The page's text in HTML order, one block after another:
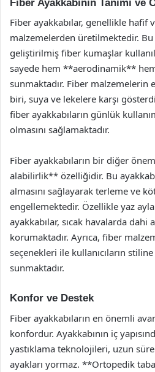
Fiber Ayakkabının Tanımı ve
Fiber ayakkabılar, genellikle hafif
malzemelerden üretilmektedir. Bu
geliştirilmiş fiber kumaşlar
sayede hem **aerodinamik**
sunmaktadır. Fiber malzemelerin
biri, suya ve lekelere karşı
fiber ayakkabıların günlük
olmasını sağlamaktadır.
Fiber ayakkabıların bir diğer
alabilirlik** özelliğidir. Bu
almasını sağlayarak terleme ve
engellemektedir. Özellikle yaz
ayakkabılar, sıcak havalarda dahi
korumaktadır. Ayrıca, fiber
seçenekleri ile kullanıcıların
sunmaktadır.
Konfor ve Destek
Fiber ayakkabıların en önemli
konfordur. Ayakkabının iç
yastıklama teknolojileri, uzun
ayakları yormaz. **Ortopedik